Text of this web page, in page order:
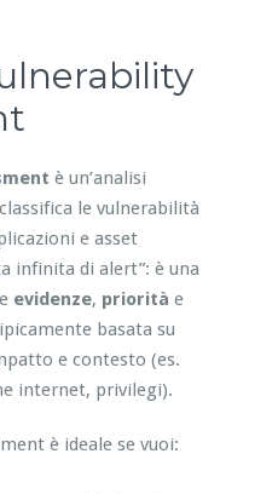
è un’analisi
le vulnerabilità
e asset
infinita di alert”: è una
evidenze, priorità e
basata su
e contesto (es.
internet, privilegi).
è ideale se vuoi: